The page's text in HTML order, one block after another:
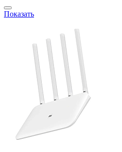
Показать